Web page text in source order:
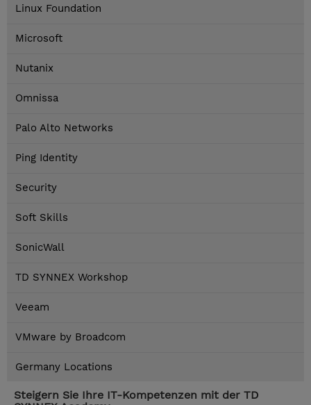
Linux Foundation
Microsoft
Nutanix
Omnissa
Palo Alto Networks
Ping Identity
Security
Soft Skills
SonicWall
TD SYNNEX Workshop
Veeam
VMware by Broadcom
Germany Locations
Steigern Sie Ihre IT-Kompetenzen mit der TD